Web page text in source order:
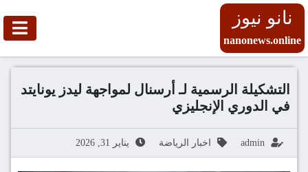
نانو نيوز
nanonews.online
التشكيلة الرسمية لـ أرسنال لمواجهة ليدز يونايتد
في الدوري الإنجليزي
admin اخبار الرياضة يناير 31, 2026